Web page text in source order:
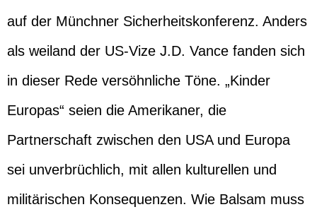
auf der Münchner Sicherheitskonferenz. Anders
als weiland der US-Vize J.D. Vance fanden sich
in dieser Rede versöhnliche Töne. „Kinder
Europas“ seien die Amerikaner, die
Partnerschaft zwischen den USA und Europa
sei unverbrüchlich, mit allen kulturellen und
militärischen Konsequenzen. Wie Balsam muss